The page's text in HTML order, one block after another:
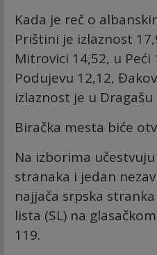
Kada je reč o
Prištini je izlaznost
Mitrovici 14,52, u
Podujevu 12,12,
izlaznost je u
Biračka mesta biće
Na izborima
stranaka i jedan
najjača srpska
lista (SL) na
119.